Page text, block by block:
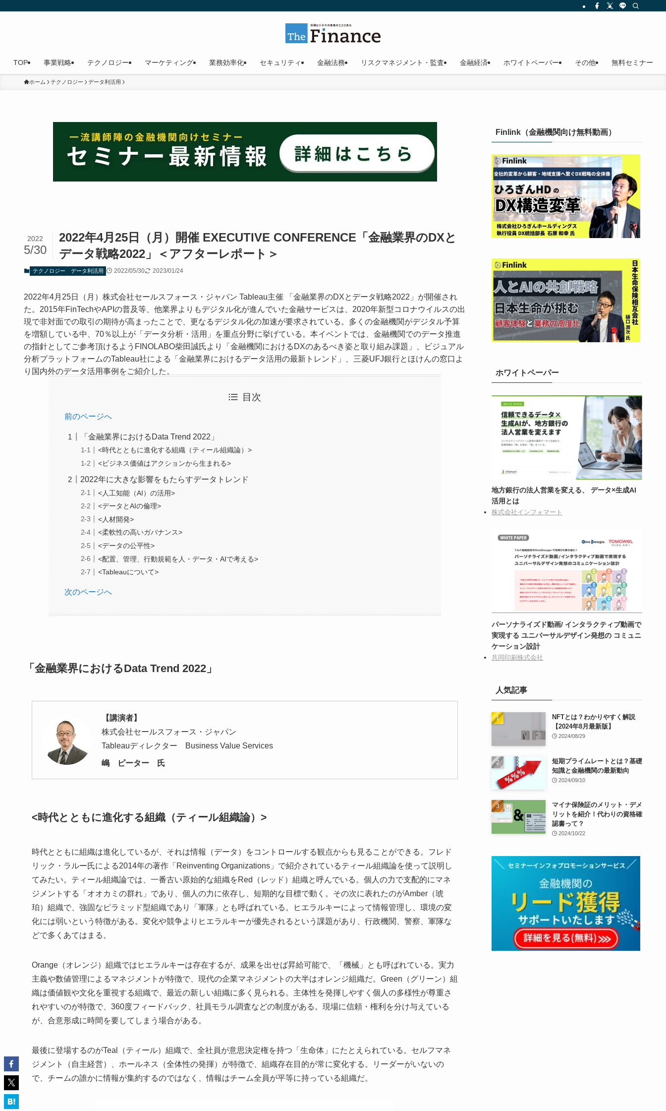
TOP 事業戦略 テクノロジー マーケティング 業務効率化 セキュリティ 金融法務 リスクマネジメント・監査 金融経済 ホワイトペーパー その他 無料セミナー
ホーム テクノロジー データ利活用
2022年4月25日（月）開催 EXECUTIVE CONFERENCE「金融業界のDXと
データ戦略2022」＜アフターレポート＞
2022
5/30
テクノロジー データ利活用 2022/05/30 2023/01/24
2022年4月25日（月）株式会社セールスフォース・ジャパン Tableau主催 「金融業界のDXとデータ戦略2022」が開催され
た。2015年FinTechやAPIの普及等、他業界よりもデジタル化が進んでいた金融サービスは、2020年新型コロナウイルスの出
現で非対面での取引の期待が高まったことで、更なるデジタル化の加速が要求されている。多くの金融機関がデジタル予算
を増額している中、70％以上が「データ分析・活用」を重点分野に挙げている。本イベントでは、金融機関でのデータ推進
の指針としてご参考頂けるようFINOLABO柴田誠氏より「金融機関におけるDXのあるべき姿と取り組み課題」、ビジュアル
分析プラットフォームのTableau社による「金融業界におけるデータ活用の最新トレンド」、三菱UFJ銀行とほけんの窓口よ
り国内外のデータ活用事例をご紹介した。
目次
前のページへ
「金融業界におけるData Trend 2022」
<時代とともに進化する組織（ティール組織論）>
<ビジネス価値はアクションから生まれる>
2022年に大きな影響をもたらすデータトレンド
<人工知能（AI）の活用>
<データとAIの倫理>
<人材開発>
<柔軟性の高いガバナンス>
<データの公平性>
<配置、管理、行動規範を人・データ・AIで考える>
<Tableauについて>
次のページへ
「金融業界におけるData Trend 2022」
【講演者】
株式会社セールスフォース・ジャパン
Tableauディレクター Business Value Services
嶋 ピーター 氏
<時代とともに進化する組織（ティール組織論）>
時代とともに組織は進化しているが、それは情報（データ）をコントロールする観点からも見ることができる。フレド
リック・ラルー氏による2014年の著作「Reinventing Organizations」で紹介されているティール組織論を使って説明し
てみたい。ティール組織論では、一番古い原始的な組織をRed（レッド）組織と呼んでいる。個人の力で支配的にマネ
ジメントする「オオカミの群れ」であり、個人の力に依存し、短期的な目標で動く。その次に表れたのがAmber（琥
珀）組織で、強固なピラミッド型組織であり「軍隊」とも呼ばれている。ヒエラルキーによって情報管理し、環境の変
化には弱いという特徴がある。変化や競争よりヒエラルキーが優先されるという課題があり、行政機関、警察、軍隊な
どで多くあてはまる。
Orange（オレンジ）組織ではヒエラルキーは存在するが、成果を出せば昇給可能で、「機械」とも呼ばれている。実力
主義や数値管理によるマネジメントが特徴で、現代の企業マネジメントの大半はオレンジ組織だ。Green（グリーン）組
織は価値観や文化を重視する組織で、最近の新しい組織に多く見られる。主体性を発揮しやすく個人の多様性が尊重さ
れやすいのが特徴で、360度フィードバック、社員モラル調査などの制度がある。現場に信頼・権利を分け与えている
が、合意形成に時間を要してしまう場合がある。
最後に登場するのがTeal（ティール）組織で、全社員が意思決定権を持つ「生命体」にたとえられている。セルフマネ
ジメント（自主経営）、ホールネス（全体性の発揮）が特徴で、組織存在目的が常に変化する。リーダーがいないの
で、チームの誰かに情報が集約するのではなく、情報はチーム全員が平等に持っている組織だ。
Finlink（金融機関向け無料動画）
ホワイトペーパー
地方銀行の法人営業を変える、 データ×生成AI
活用とは
株式会社インフォマート
パーソナライズド動画/ インタラクティブ動画で
実現する ユニバーサルデザイン発想の コミュニ
ケーション設計
共同印刷株式会社
人気記事
NFTとは？わかりやすく解説
【2024年8月最新版】
2024/08/29
短期プライムレートとは？基礎
知識と金融機関の最新動向
2024/09/10
マイナ保険証のメリット・デメ
リットを紹介！代わりの資格確
認書って？
2024/10/22